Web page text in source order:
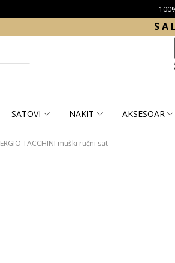
S A
SATOVI NAKIT AKSESOAR
TACCHINI muški ručni sat